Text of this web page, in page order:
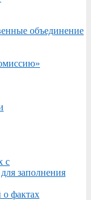
объединение
с
заполнения
о фактах